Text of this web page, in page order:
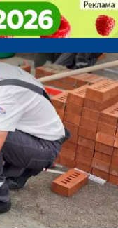
занял 3-е
занял 3-е